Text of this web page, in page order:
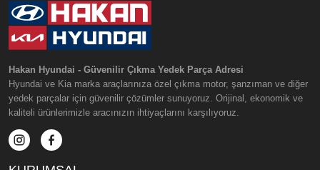
Hakan Hyundai - Güvenilir Çıkma Yedek Parça Adresi
Hyundai ve Kia marka araçlarınıza özel çıkma motor, şanzıman ve diğer
yedek parçalar için güvenilir çözümler sunuyoruz. Orijinal, ekonomik ve
kaliteli ürünlerimizle aracınızın ihtiyaçlarını karşılıyoruz.